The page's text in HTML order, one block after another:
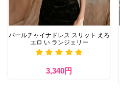
パールチャイナドレス スリット えろ
エロ い ランジェリー
3,340円